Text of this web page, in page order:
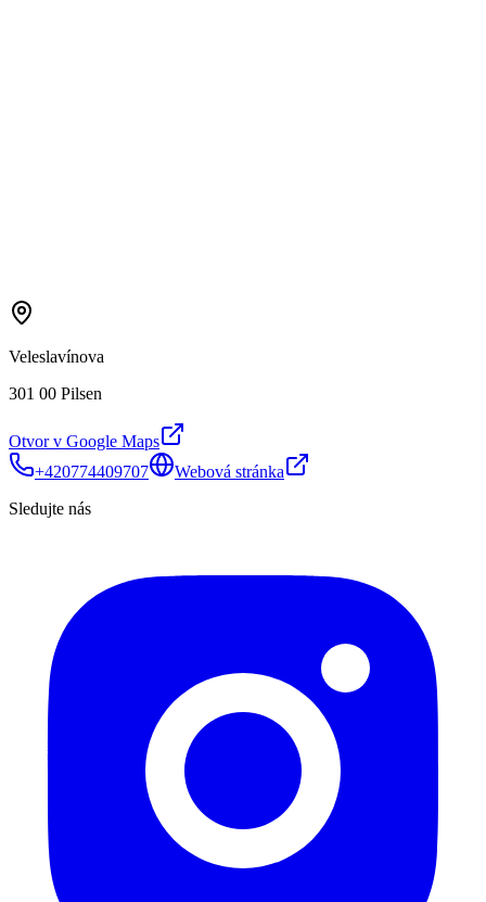
Veleslavínova
301 00 Pilsen
Otvor v Google Maps
+420774409707
Webová stránka
Sledujte nás